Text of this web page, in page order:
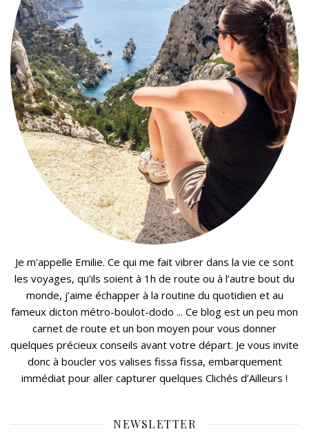
Je m'appelle Emilie. Ce qui me fait vibrer dans la vie ce sont
les voyages, qu’ils soient à 1h de route ou à l’autre bout du
monde, j’aime échapper à la routine du quotidien et au
fameux dicton métro-boulot-dodo ... Ce blog est un peu mon
carnet de route et un bon moyen pour vous donner
quelques précieux conseils avant votre départ. Je vous invite
donc à boucler vos valises fissa fissa, embarquement
immédiat pour aller capturer quelques Clichés d’Ailleurs !
NEWSLETTER